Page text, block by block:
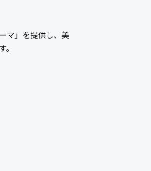
マ」を提供し、美